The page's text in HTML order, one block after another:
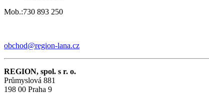
Mob.:730 893 250
obchod@region-lana.cz
REGION, spol. s r. o.
Průmyslová 881
198 00 Praha 9